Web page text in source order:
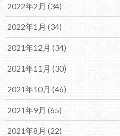
2022年2月 (34)
2022年1月 (34)
2021年12月 (34)
2021年11月 (30)
2021年10月 (46)
2021年9月 (65)
2021年8月 (22)